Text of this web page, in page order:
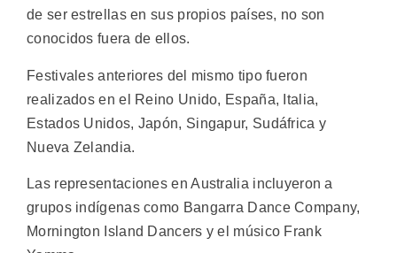
de ser estrellas en sus propios países, no son
conocidos fuera de ellos.
Festivales anteriores del mismo tipo fueron
realizados en el Reino Unido, España, Italia,
Estados Unidos, Japón, Singapur, Sudáfrica y
Nueva Zelandia.
Las representaciones en Australia incluyeron a
grupos indígenas como Bangarra Dance Company,
Mornington Island Dancers y el músico Frank